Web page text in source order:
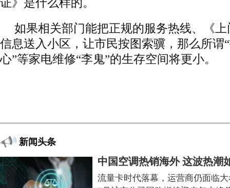
如果相关部门能把正规的服务热线、《
信息送入小区，让市民按图索骥，那么所谓
心”等家电维修“李鬼”的生存空间将更小。
新闻头条
中国空调热销海外 这波热潮
流量卡时代落幕，运营商仍面临